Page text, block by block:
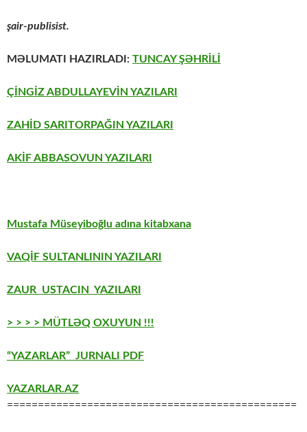
şair-publisist.
MƏLUMATI HAZIRLADI: TUNCAY ŞƏHRİLİ
ÇİNGİZ ABDULLAYEVİN YAZILARI
ZAHİD SARITORPAĞIN YAZILARI
AKİF ABBASOVUN YAZILARI
Mustafa Müseyiboğlu adına kitabxana
VAQİF SULTANLININ YAZILARI
ZAUR USTACIN YAZILARI
> > > > MÜTLƏQ OXUYUN !!!
“YAZARLAR” JURNALI PDF
YAZARLAR.AZ
===============================================